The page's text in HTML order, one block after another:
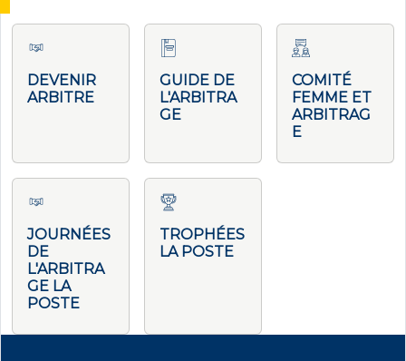
DEVENIR
ARBITRE
GUIDE DE
L'ARBITRA
GE
COMITÉ
FEMME ET
ARBITRAG
E
JOURNÉES
DE
L'ARBITRA
GE LA
POSTE
TROPHÉES
LA POSTE